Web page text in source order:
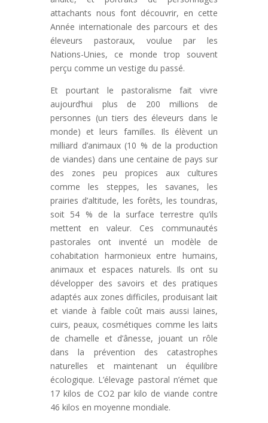
attachants nous font découvrir, en cette
Année internationale des parcours et des
éleveurs pastoraux, voulue par les
Nations-Unies, ce monde trop souvent
perçu comme un vestige du passé.
Et pourtant le pastoralisme fait vivre
aujourd’hui plus de 200 millions de
personnes (un tiers des éleveurs dans le
monde) et leurs familles. Ils élèvent un
milliard d’animaux (10 % de la production
de viandes) dans une centaine de pays sur
des zones peu propices aux cultures
comme les steppes, les savanes, les
prairies d’altitude, les forêts, les toundras,
soit 54 % de la surface terrestre qu’ils
mettent en valeur. Ces communautés
pastorales ont inventé un modèle de
cohabitation harmonieux entre humains,
animaux et espaces naturels. Ils ont su
développer des savoirs et des pratiques
adaptés aux zones difficiles, produisant lait
et viande à faible coût mais aussi laines,
cuirs, peaux, cosmétiques comme les laits
de chamelle et d’ânesse, jouant un rôle
dans la prévention des catastrophes
naturelles et maintenant un équilibre
écologique. L’élevage pastoral n’émet que
17 kilos de CO2 par kilo de viande contre
46 kilos en moyenne mondiale.